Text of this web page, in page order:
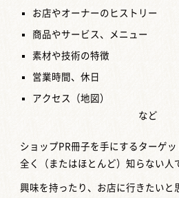
お店やオーナーのヒストリー
商品やサービス、メニュー
素材や技術の特徴
営業時間、休日
アクセス（地図）
など
ショップPR冊子を手にするターゲ
全く（またはほとんど）知らない人
興味を持ったり、お店に行きたいと